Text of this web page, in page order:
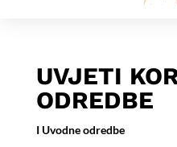
UVJETI
ODREDBE
I Uvodne odredbe